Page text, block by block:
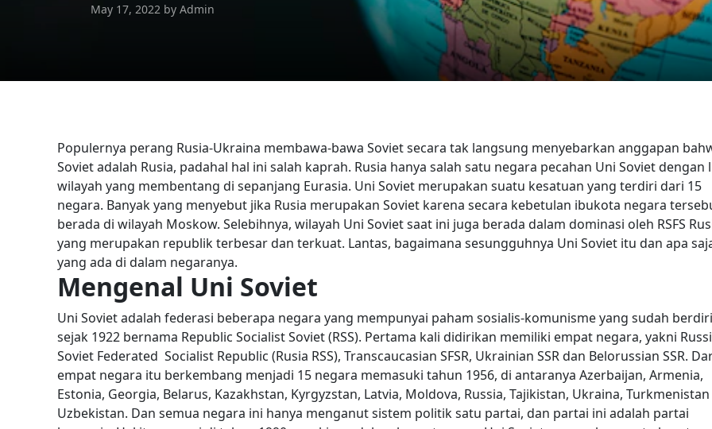
May 17, 2022 by Admin
Populernya perang Rusia-Ukraina membawa-bawa Soviet secara tak langsung menyebarkan anggapan
Soviet adalah Rusia, padahal hal ini salah kaprah. Rusia hanya salah satu negara pecahan Uni Soviet dengan
wilayah yang membentang di sepanjang Eurasia. Uni Soviet merupakan suatu kesatuan yang terdiri dari 15
negara. Banyak yang menyebut jika Rusia merupakan Soviet karena secara kebetulan ibukota negara
berada di wilayah Moskow. Selebihnya, wilayah Uni Soviet saat ini juga berada dalam dominasi oleh RSFS
yang merupakan republik terbesar dan terkuat. Lantas, bagaimana sesungguhnya Uni Soviet itu dan apa
yang ada di dalam negaranya.
Mengenal Uni Soviet
Uni Soviet adalah federasi beberapa negara yang mempunyai paham sosialis-komunisme yang sudah berdiri
sejak 1922 bernama Republic Socialist Soviet (RSS). Pertama kali didirikan memiliki empat negara, yakni
Soviet Federated Socialist Republic (Rusia RSS), Transcaucasian SFSR, Ukrainian SSR dan Belorussian SSR.
empat negara itu berkembang menjadi 15 negara memasuki tahun 1956, di antaranya Azerbaijan, Armenia,
Estonia, Georgia, Belarus, Kazakhstan, Kyrgyzstan, Latvia, Moldova, Russia, Tajikistan, Ukraina,
Uzbekistan. Dan semua negara ini hanya menganut sistem politik satu partai, dan partai ini adalah partai